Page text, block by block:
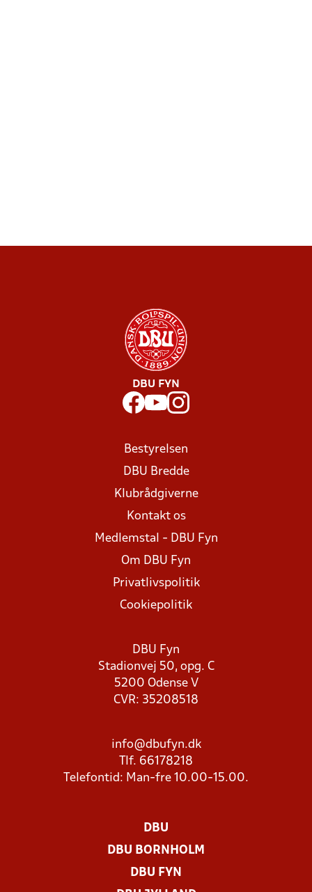
DBU FYN
Bestyrelsen
DBU Bredde
Klubrådgiverne
Kontakt os
Medlemstal - DBU Fyn
Om DBU Fyn
Privatlivspolitik
Cookiepolitik
DBU Fyn
Stadionvej 50, opg. C
5200 Odense V
CVR: 35208518
info@dbufyn.dk
Tlf. 66178218
Telefontid: Man-fre 10.00-15.00.
DBU
DBU BORNHOLM
DBU FYN